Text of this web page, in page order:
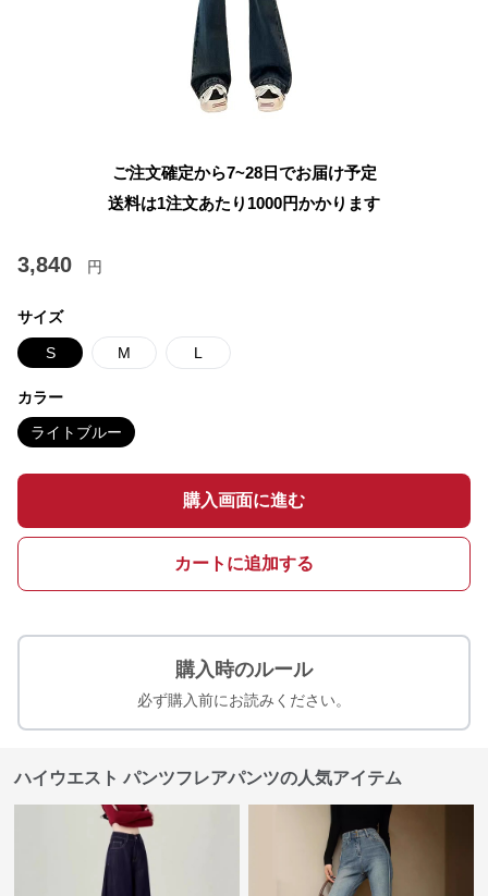
ご注文確定から7~28日でお届け予定
送料は1注文あたり 1000円かかります
3,840 円
サイズ
S M L
カラー
ライトブルー
購入画面に進む
カートに追加する
購入時のルール
必ず購入前にお読みください。
ハイウエスト パンツフレアパンツの人気アイテム